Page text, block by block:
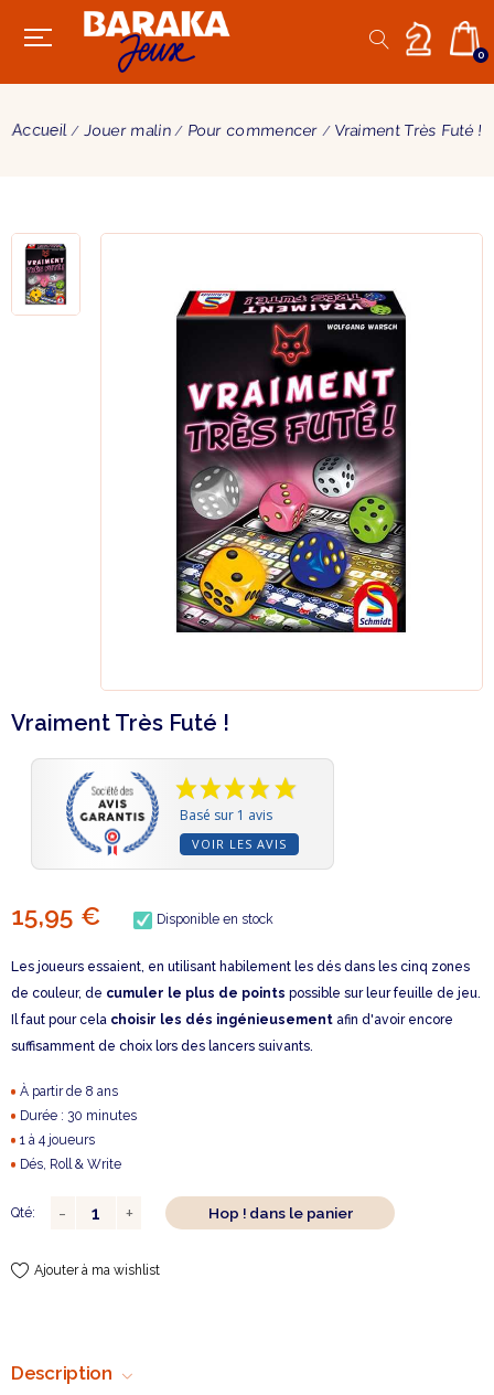
0
Accueil Jouer malin Pour commencer Vraiment Très Futé !
Vraiment Très Futé !
Basé sur 1 avis
VOIR LES AVIS
15,95 € Disponible en stock
Les joueurs essaient, en utilisant habilement les dés dans les cinq zones
de couleur, de cumuler le plus de points possible sur leur feuille de jeu.
Il faut pour cela choisir les dés ingénieusement afin d'avoir encore
suffisamment de choix lors des lancers suivants.
À partir de 8 ans
Durée : 30 minutes
1 à 4 joueurs
Dés, Roll & Write
Qté: Hop ! dans le panier
Ajouter à ma wishlist
Description